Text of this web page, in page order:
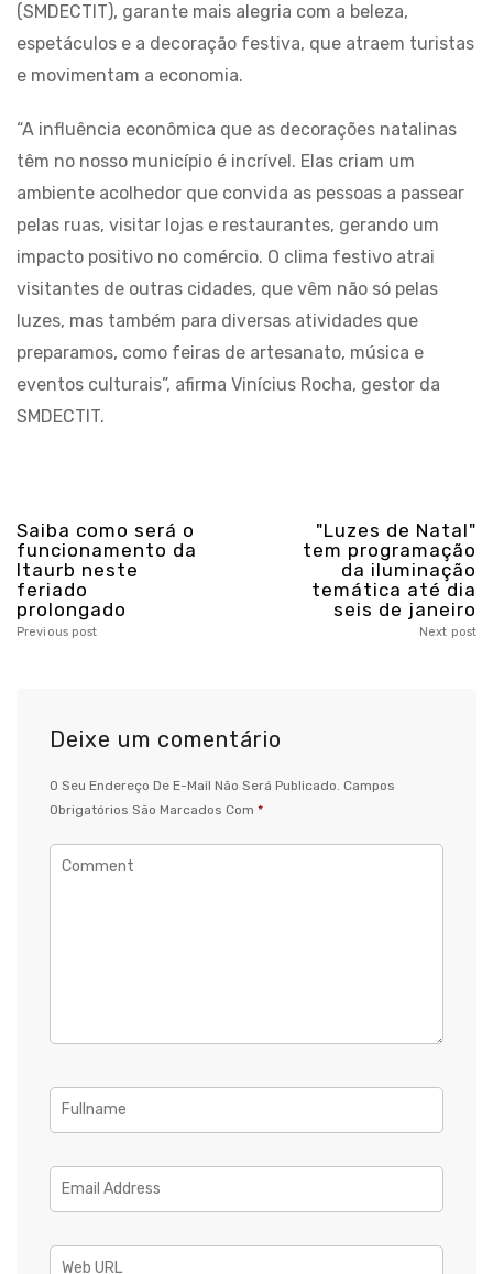
(SMDECTIT), garante mais alegria com a beleza,
espetáculos e a decoração festiva, que atraem turistas
e movimentam a economia.
“A influência econômica que as decorações natalinas
têm no nosso município é incrível. Elas criam um
ambiente acolhedor que convida as pessoas a passear
pelas ruas, visitar lojas e restaurantes, gerando um
impacto positivo no comércio. O clima festivo atrai
visitantes de outras cidades, que vêm não só pelas
luzes, mas também para diversas atividades que
preparamos, como feiras de artesanato, música e
eventos culturais”, afirma Vinícius Rocha, gestor da
SMDECTIT.
Saiba como será o
funcionamento da
Itaurb neste
feriado
prolongado
Previous post
"Luzes de Natal"
tem programação
da iluminação
temática até dia
seis de janeiro
Next post
Deixe um comentário
O Seu Endereço De E-Mail Não Será Publicado. Campos
Obrigatórios São Marcados Com *